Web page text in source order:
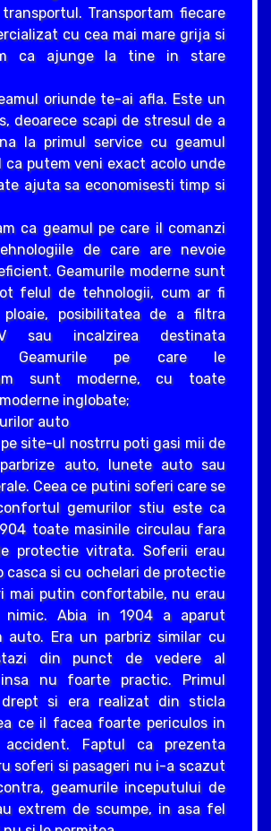
Transportam fiecare
cu cea mai mare grija si
ca ajunge la tine in stare
oriunde te-ai afla. Este un
deoarece scapi de stresul de a
la primul service cu geamul
ca putem veni exact acolo unde
ajuta sa economisesti timp si
ca geamul pe care il comanzi
de care are nevoie
Geamurile moderne sunt
felul de tehnologii, cum ar fi
posibilitatea de a filtra
sau incalzirea destinata
Geamurile pe care le
sunt moderne, cu toate
inglobate;
auto
site-ul nostrru poti gasi mii de
auto, lunete auto sau
Ceea ce putini soferi care se
gemurilor stiu este ca
toate masinile circulau fara
protectie vitrata. Soferii erau
casca si cu ochelari de protectie
mai putin confortabile, nu erau
nimic. Abia in 1904 a aparut
auto. Era un parbriz similar cu
din punct de vedere al
insa nu foarte practic. Primul
drept si era realizat din sticla
ce il facea foarte periculos in
Faptul ca prezenta
soferi si pasageri nu i-a scazut
geamurile inceputului de
extrem de scumpe, in asa fel